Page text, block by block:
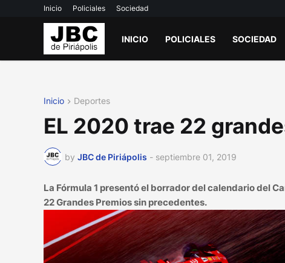
Inicio Policiales Sociedad
INICIO POLICIALES SOCIEDAD
Inicio Deportes
EL 2020 trae 22
by JBC de Piriápolis - septiembre 01, 2019
La Fórmula 1 presentó el borrador del calendario del
22 Grandes Premios sin precedentes.